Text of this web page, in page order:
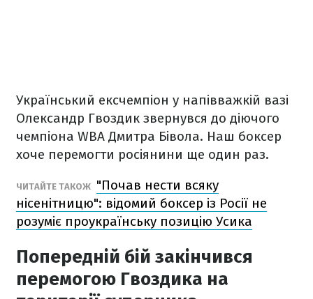
Український ексчемпіон у напівважкій вазі
Олександр Гвоздик звернувся до діючого
чемпіона WBA Дмитра Бівола. Наш боксер
хоче перемогти росіянини ще один раз.
ЧИТАЙТЕ ТАКОЖ "Почав нести всяку
нісенітницю": відомий боксер із Росії не
розуміє проукраїнську позицію Усика
Попередній бій закінчився
перемогою Гвоздика на